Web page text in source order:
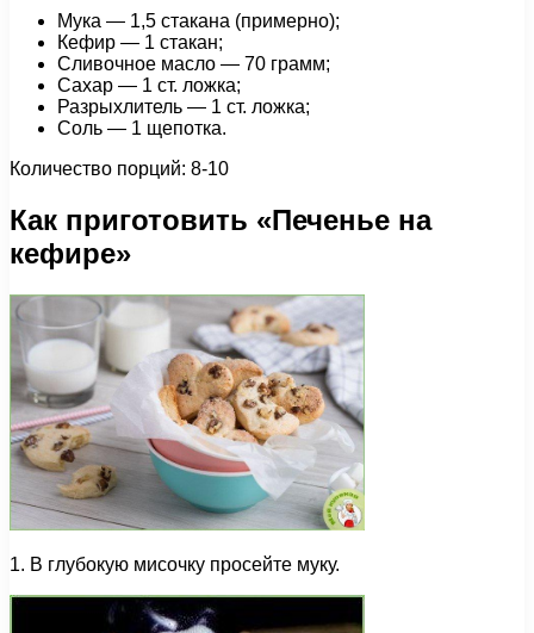
Мука — 1,5 стакана (примерно);
Кефир — 1 стакан;
Сливочное масло — 70 грамм;
Сахар — 1 ст. ложка;
Разрыхлитель — 1 ст. ложка;
Соль — 1 щепотка.
Количество порций: 8-10
Как приготовить «Печенье на
кефире»
1. В глубокую мисочку просейте муку.